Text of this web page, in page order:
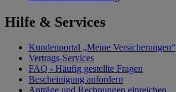
Hilfe & Services
Kundenportal „Meine Versicherungen“
Vertrags-Services
FAQ - Häufig gestellte Fragen
Bescheinigung anfordern
Anträge und Rechnungen einreichen